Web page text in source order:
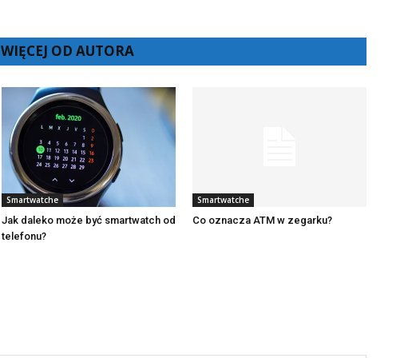
WIĘCEJ OD AUTORA
Smartwatche
Jak daleko może być smartwatch od
telefonu?
Smartwatche
Co oznacza ATM w zegarku?